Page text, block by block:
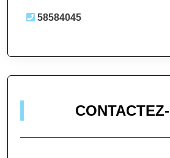
58584045